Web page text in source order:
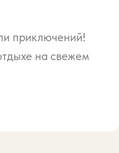
приключений!
на свежем